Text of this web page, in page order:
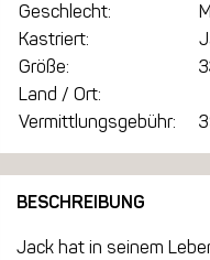
Geschlecht:
Kastriert:
Größe:
Land / Ort:
Vermittlungsgebühr:
BESCHREIBUNG
Jack hat in seinem